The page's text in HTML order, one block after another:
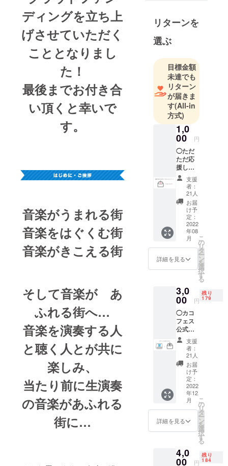
ディングを立ち上
げさせていただく
こととなりまし
た！
最後までお付き合
い頂くと幸いで
す。
音楽がうまれる街
音楽をはぐくむ街
音楽がきこえる街
そして音楽が あ
ふれる街へ…
音楽を演奏する人
と聴く人とが共に
楽しみ、
当たり前に生演奏
の音楽があふれる
街に…
といった都
なくても、
地域でプロ
ミュージ
シャンの演
奏を楽しめ
る。地域で
活動する
ミュージ
シャンの活
躍の機会と
なる。そし
て、ここか
ら全国へと
シャンがう
まれる…そ
んなイベン
トに育てて
考えていま
2022年3月
第一回カコ
フェス開催
2022年3月
26日
第二回開催
へ向けて準
備中
リターンを
選ぶ
目標金額
未達でも
リターン
が届きま
す(All-in
方式)
1,0
00 円
◯ただ
ただ応
援した
いとい
う方向
け 心よ
り感謝
の気持
ちを込
めて
「Than
k you
メッ
セー
ジ」を
いただ
きま
す！
「応援
した
い！」
と仰る
方、ぜ
ひこち
らにご
支援く
ださ
い！ ※
上乗せ
支援も
可能で
す。 リ
追加の
上乗せ
支援
者：
21人
お届
け予
定：
2022
年08
月
詳細を見る
こ
の
リ
タ
ー
ン
を
選
択
す
る
3,0
00 円
残り
179
◯カコ
フェス
公式ロ
ゴタオ
ル＋心
を込め
た
Thank
youメッ
セージ
カコ
フェス
公式応
援ロゴ
タオル
ファン
ディン
支援
者：
21人
お届
け予
定：
2022
年12
月
詳細を見る
こ
の
リ
タ
ー
ン
を
選
択
す
る
4,0
00 円
残り
184